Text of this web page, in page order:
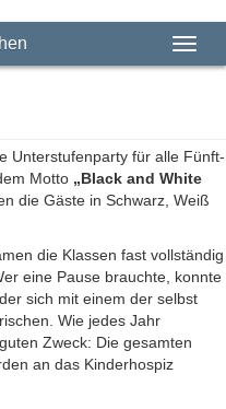
Unterstufenparty für alle Fünft-
Motto „Black and White
die Gäste in Schwarz, Weiß
die Klassen fast vollständig
eine Pause brauchte, konnte
sich mit einem der selbst
Wie jedes Jahr
Zweck: Die gesamten
an das Kinderhospiz